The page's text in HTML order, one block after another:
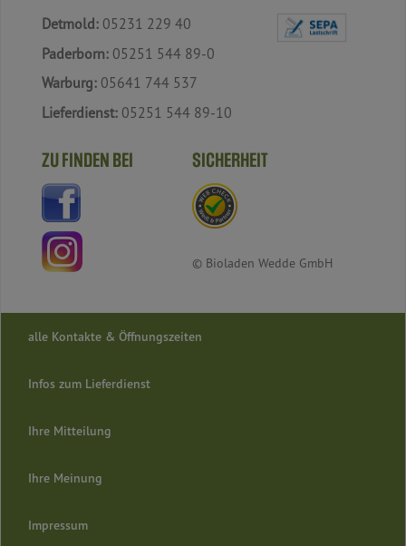
Detmold: 05231 229 40
Paderborn: 05251 544 89-0
Warburg: 05641 744 537
Lieferdienst: 05251 544 89-10
ZU FINDEN BEI SICHERHEIT
© Bioladen Wedde GmbH
alle Kontakte & Öffnungszeiten
Infos zum Lieferdienst
Ihre Mitteilung
Ihre Meinung
Impressum